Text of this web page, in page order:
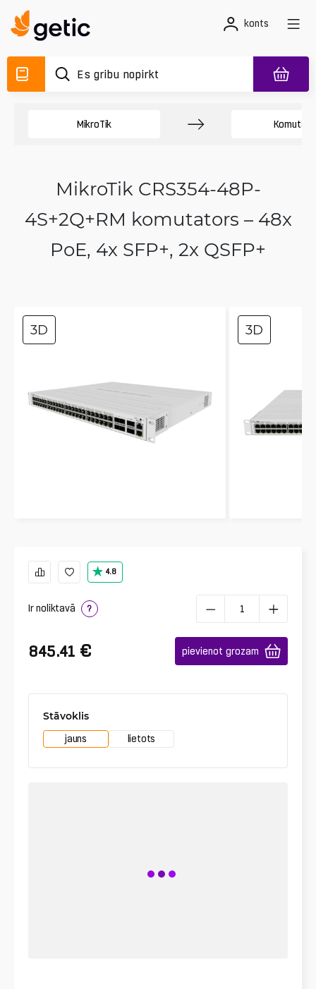
konts
MikroTik
MikroTik CRS354-48P-
4S+2Q+RM komutators – 48x
PoE, 4x SFP+, 2x QSFP+
3D 3D
4.8
Ir noliktavā ?
845.41 € pievienot grozam
Stāvoklis
jauns lietots